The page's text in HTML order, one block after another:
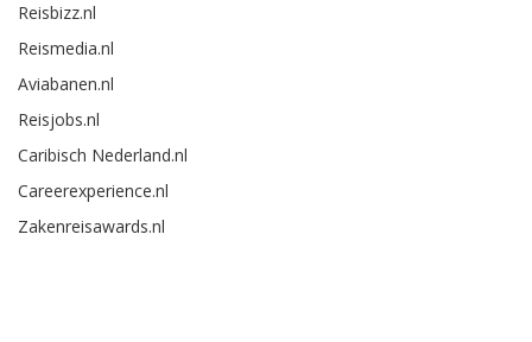
Reisbizz.nl
Reismedia.nl
Aviabanen.nl
Reisjobs.nl
Caribisch Nederland.nl
Careerexperience.nl
Zakenreisawards.nl